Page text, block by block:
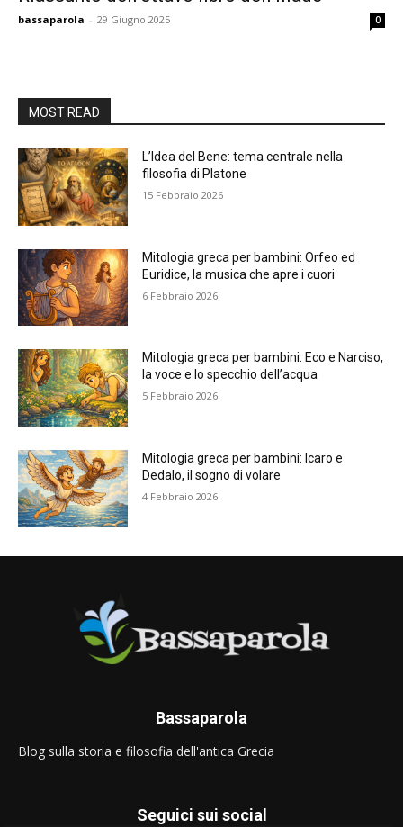
bassaparola - 29 Giugno 2025 0
MOST READ
L’Idea del Bene: tema centrale nella
filosofia di Platone
15 Febbraio 2026
Mitologia greca per bambini: Orfeo ed
Euridice, la musica che apre i cuori
6 Febbraio 2026
Mitologia greca per bambini: Eco e Narciso,
la voce e lo specchio dell’acqua
5 Febbraio 2026
Mitologia greca per bambini: Icaro e
Dedalo, il sogno di volare
4 Febbraio 2026
Bassaparola
Blog sulla storia e filosofia dell'antica Grecia
Seguici sui social